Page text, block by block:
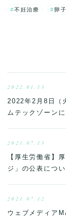
不妊治療 卵
2022.01.13
2022年2月8日（
ムテックゾーン
2021.07.13
【厚生労働省】
ジ」の公表につい
2021.07.12
ウェブメディア